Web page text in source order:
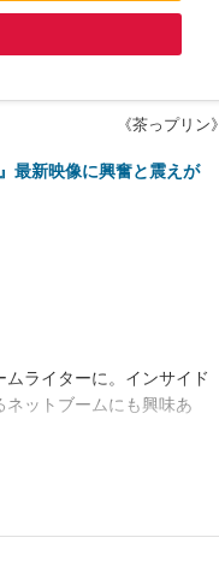
《茶っプリン》
最新映像に興奮と震えが
ライターに。インサイド
ットブームにも興味あ